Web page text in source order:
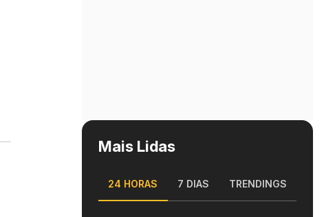
Mais Lidas
24 HORAS 7 DIAS TRENDINGS